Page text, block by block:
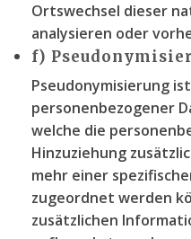
Ortswechsel dieser
analysieren oder
f)
Pseudonymisierung
personenbezogener
welche die
Hinzuziehung
mehr einer
zugeordnet werden
zusätzlichen